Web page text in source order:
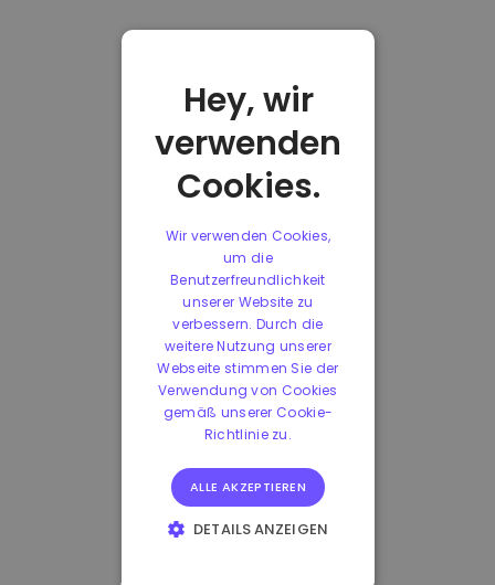
Hey, wir
verwenden
Cookies.
Wir verwenden Cookies,
um die
Benutzerfreundlichkeit
unserer Website zu
verbessern. Durch die
weitere Nutzung unserer
Webseite stimmen Sie der
Verwendung von Cookies
gemäß unserer Cookie-
Richtlinie zu.
ALLE AKZEPTIEREN
DETAILS ANZEIGEN